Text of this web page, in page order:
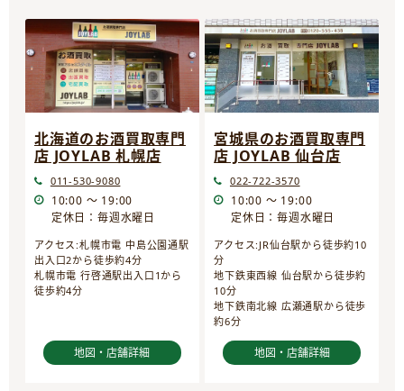
北海道のお酒買取専門
店 JOYLAB 札幌店
011-530-9080
10:00 ～ 19:00
定休日：毎週水曜日
アクセス:札幌市電 中島公園通駅
出入口2から徒歩約4分
札幌市電 行啓通駅出入口1から
徒歩約4分
地図・店舗詳細
宮城県のお酒買取専門
店 JOYLAB 仙台店
022-722-3570
10:00 ～ 19:00
定休日：毎週水曜日
アクセス:JR仙台駅から徒歩約10
分
地下鉄東西線 仙台駅から徒歩約
10分
地下鉄南北線 広瀬通駅から徒歩
約6分
地図・店舗詳細